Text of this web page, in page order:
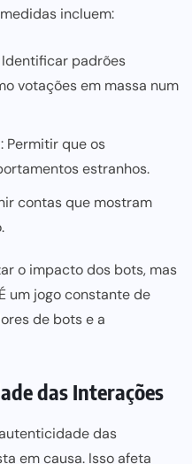
incluem:
Identificar padrões
votações em massa num
: Permitir que os
estranhos.
contas que mostram
o impacto dos bots, mas
um jogo constante de
de bots e a
das Interações
das
em causa. Isso afeta